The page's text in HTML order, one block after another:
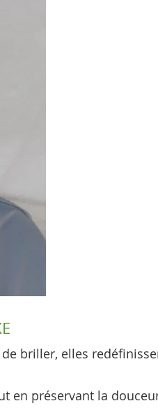
briller, elles
en préservant la